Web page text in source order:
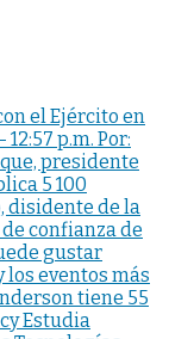
el Ejército en
p.m. Por:
presidente
5 100
disidente de la
confianza de
gustar
los eventos más
tiene 55
Estudia